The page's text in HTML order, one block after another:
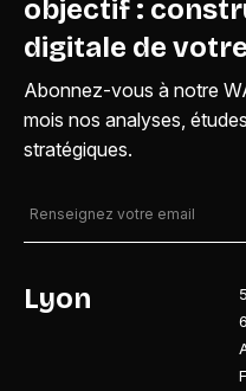
objectif :
digitale de
Abonnez-vous à notre
mois nos analyses,
stratégiques.
Lyon